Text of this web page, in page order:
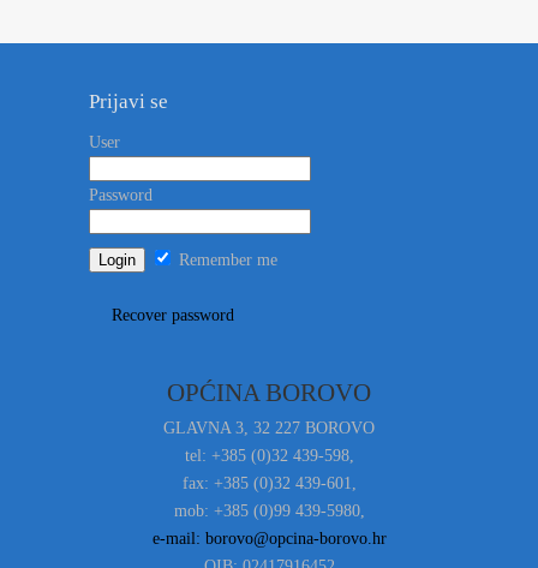
Prijavi se
User
Password
Remember me
Recover password
OPĆINA BOROVO
GLAVNA 3, 32 227 BOROVO
tel: +385 (0)32 439-598,
fax: +385 (0)32 439-601,
mob: +385 (0)99 439-5980,
e-mail: borovo@opcina-borovo.hr